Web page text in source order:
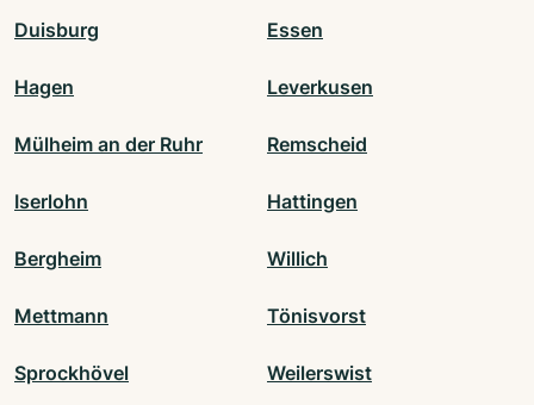
Duisburg Essen
Hagen Leverkusen
Mülheim an der Ruhr Remscheid
Iserlohn Hattingen
Bergheim Willich
Mettmann Tönisvorst
Sprockhövel Weilerswist